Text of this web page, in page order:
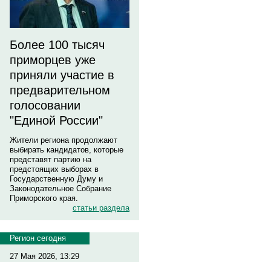
Более 100 тысяч
приморцев уже
приняли участие в
предварительном
голосовании
"Единой России"
Жители региона продолжают
выбирать кандидатов, которые
представят партию на
предстоящих выборах в
Государственную Думу и
Законодательное Собрание
Приморского края.
статьи раздела
Регион сегодня
27 Мая 2026, 13:29